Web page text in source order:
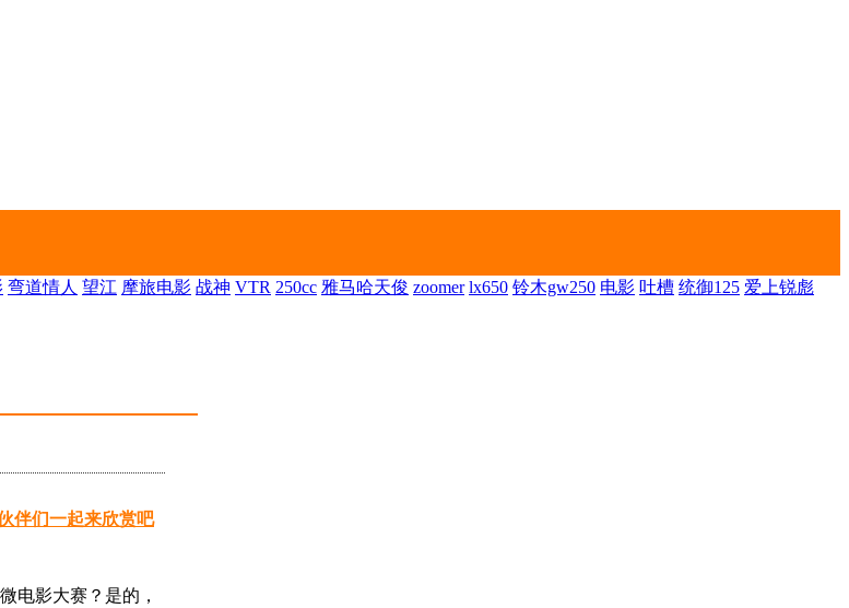
弯道情人 望江 摩旅电影 战神 VTR 250cc 雅马哈天俊 zoomer lx650 铃木gw250 电影 吐槽 统御125 爱上锐彪
伴们一起来欣赏吧
电影大赛？是的，